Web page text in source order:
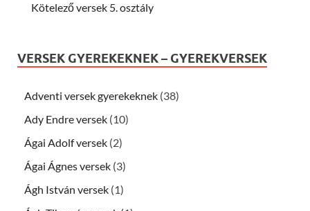
Kötelező versek 5. osztály
VERSEK GYEREKEKNEK – GYEREKVERSEK
Adventi versek gyerekeknek (38)
Ady Endre versek (10)
Ágai Adolf versek (2)
Ágai Ágnes versek (3)
Ágh István versek (1)